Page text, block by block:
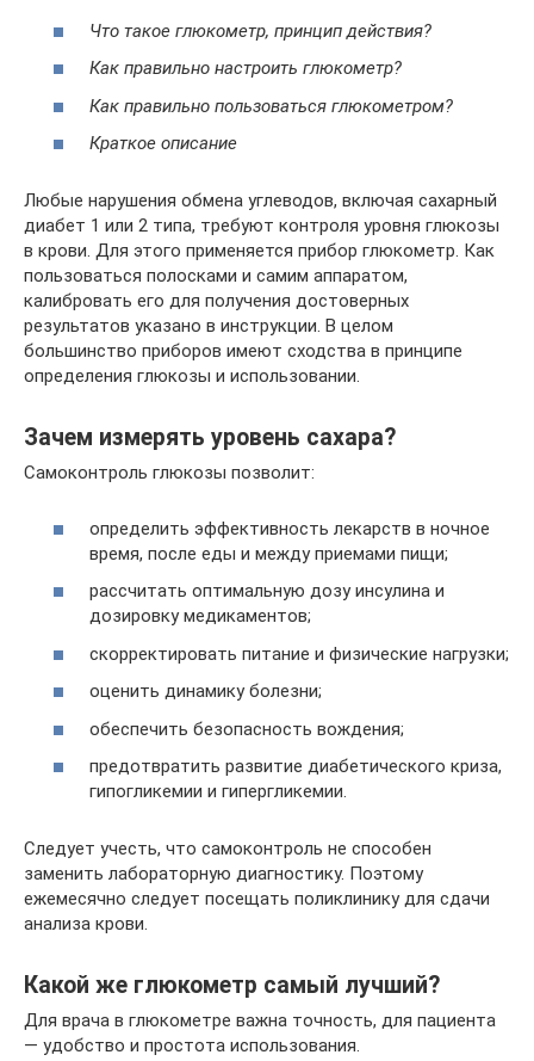
Что такое глюкометр, принцип действия?
Как правильно настроить глюкометр?
Как правильно пользоваться глюкометром?
Краткое описание
Любые нарушения обмена углеводов, включая сахарный
диабет 1 или 2 типа, требуют контроля уровня глюкозы
в крови. Для этого применяется прибор глюкометр. Как
пользоваться полосками и самим аппаратом,
калибровать его для получения достоверных
результатов указано в инструкции. В целом
большинство приборов имеют сходства в принципе
определения глюкозы и использовании.
Зачем измерять уровень сахара?
Самоконтроль глюкозы позволит:
определить эффективность лекарств в ночное
время, после еды и между приемами пищи;
рассчитать оптимальную дозу инсулина и
дозировку медикаментов;
скорректировать питание и физические нагрузки;
оценить динамику болезни;
обеспечить безопасность вождения;
предотвратить развитие диабетического криза,
гипогликемии и гипергликемии.
Следует учесть, что самоконтроль не способен
заменить лабораторную диагностику. Поэтому
ежемесячно следует посещать поликлинику для сдачи
анализа крови.
Какой же глюкометр самый лучший?
Для врача в глюкометре важна точность, для пациента
— удобство и простота использования.